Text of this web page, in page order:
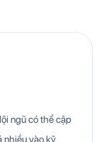
ngũ có thể cập
nhiều vào kỹ